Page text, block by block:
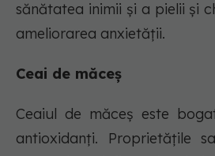
sănătatea inimii și a pielii și
ameliorarea anxietății.
Ceai de măceș
Ceaiul de măceș este
antioxidanți. Proprietățile